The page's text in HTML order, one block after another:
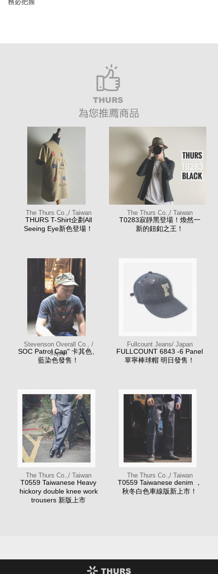
務必把握
The Thurs Co.,/ Taiwan
THURS T-Shirt企劃All
Seeing Eye新色登場！
The Thurs Co.,/ Taiwan
T0283寂靜黑登場！煥然一
新的鈕釦之王！
Stevenson Overall Co., /
Japan
SOC Patrol Cap" 卡其色、
藍染色發售！
Fullcount Jeans/ Japan
FULLCOUNT 6843 -6 Panel
單寧棒球帽 明日發售！
The Thurs Co.,/ Taiwan
T0559 Taiwanese Heavy
hickory double knee work
trousers 新版上市
The Thurs Co.,/ Taiwan
T0559 Taiwanese denim ，
秋冬白色車線版新上市！